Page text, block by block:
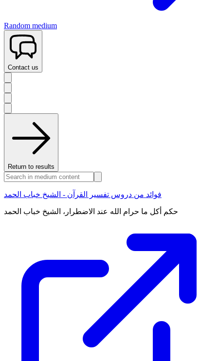
Random medium
Contact us
Return to results
فوائد من دروس تفسير القرآن - الشيخ خباب الحمد
حكم أكل ما حرام الله عند الاضطرار، الشيخ خباب الحمد